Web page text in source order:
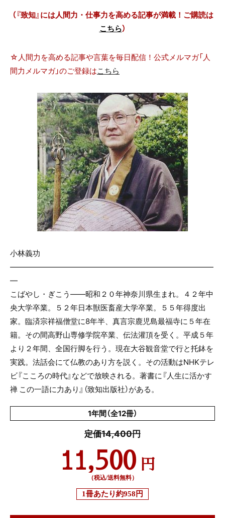
（『致知』には人間力・仕事力を高める記事が満載！ご購読は
こちら）
☆人間力を高める記事や言葉を毎日配信！公式メルマガ「人
間力メルマガ」のご登録はこちら
小林義功
———————————————————————————
—
こばやし・ぎこう――昭和２０年神奈川県生まれ。４２年中
央大学卒業。５２年日本獣医畜産大学卒業。５５年得度出
家。臨済宗祥福僧堂に8年半、真言宗鹿児島最福寺に５年在
籍。その間高野山専修学院卒業、伝法灌頂を受く。平成５年
より２年間、全国行脚を行う。現在大谷観音堂で行と托鉢を
実践。法話会にて仏教のあり方を説く。その活動はNHKテレ
ビ『こころの時代』などで放映される。著書に『人生に活かす
禅 この一語に力あり』（致知出版社）がある。
1年間（全12冊）
定価14,400円
11,500 円
（税込/送料無料）
1冊あたり約958円